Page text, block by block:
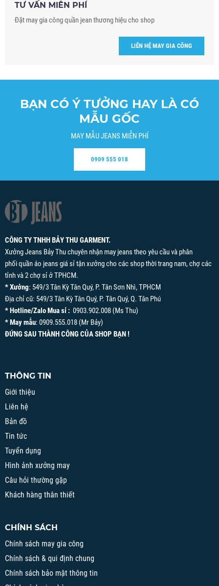
TƯ VẤN MIỄN PHÍ
Đặt may gia công quần jean thương hiệu cho shop
LIÊN HỆ MAY GIA CÔNG
BẠN CÓ Ý TƯỞNG HAY LÀ CÓ
MẪU GỐC
MAY MẪU JEANS MIỄN PHÍ
0909 555 018
CÔNG TY TNHH BẢY THU GARMENT.
Xưởng Jeans Bảy Thu chuyên nhận may jeans theo yêu cầu và phân
phối quần áo jeans giá sỉ tận xưởng cho các shop thời trang nam, chợ các
tỉnh và 2 chợ sỉ ở TPHCM.
* Xưởng: 549/3 Tân Kỳ Tân Quý, P. Tân Sơn Nhì, TPHCM
Địa chỉ cũ: 549/3 Tân Kỳ Tân Quý, P. Tân Quý, Q. Tân Phú
* Hotline/Zalo Mua sỉ : 0903.902.008 (Ms Thu)
* May mẫu: 0909.555.018 (Mr Bảy)
ĐỨNG SAU THÀNH CÔNG CỦA SHOP BẠN !
THÔNG TIN
Giới thiệu
Liên hệ
Bản đồ
Tin tức
Tuyển dụng
Hình ảnh xưởng may
Câu hỏi thường gặp
Khách hàng thân thiết
CHÍNH SÁCH
Chính sách may gia công
Chính sách & qui định chung
Chính sách bảo mật thông tin